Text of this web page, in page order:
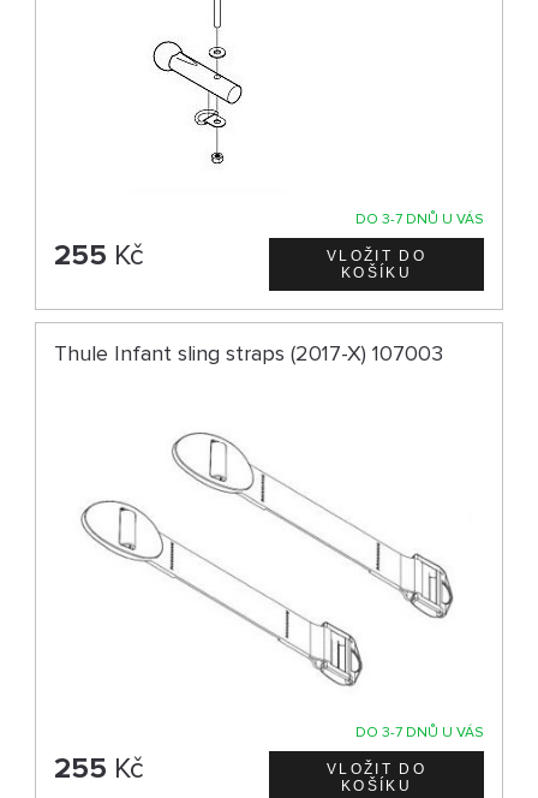
DO 3-7 DNŮ U VÁS
255 Kč
Thule Infant sling straps (2017-X) 107003
DO 3-7 DNŮ U VÁS
255 Kč